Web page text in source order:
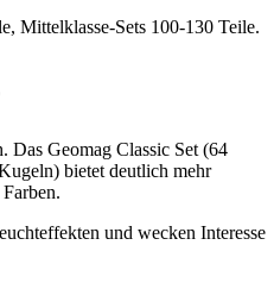
Mittelklasse-Sets 100-130 Teile.
Das Geomag Classic Set (64
bietet deutlich mehr
und wecken Interesse